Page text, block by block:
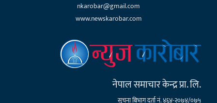
nkarobar@gmail.com
www.newskarobar.com
नेपाल समाचार केन्द्र प्रा. लि.
सूचना बिभाग दर्ता नं. ४६४-२०७४/०७५